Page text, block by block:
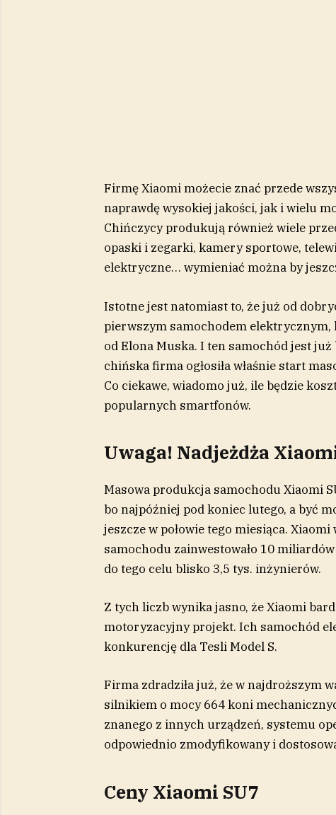
Firmę Xiaomi możecie znać przede
naprawdę wysokiej jakości, jak i wielu
Chińczycy produkują również wiele
opaski i zegarki, kamery sportowe,
elektryczne… wymieniać można by
Istotne jest natomiast to, że już od
pierwszym samochodem
od Elona Muska. I ten samochód jest
chińska firma ogłosiła właśnie start
Co ciekawe, wiadomo już, ile będzie
popularnych smartfonów.
Uwaga! Nadjeżdża
Masowa produkcja samochodu Xiaomi
bo najpóźniej pod koniec lutego, a być
jeszcze w połowie tego miesiąca.
samochodu zainwestowało 10
do tego celu blisko 3,5 tys. inżynierów.
Z tych liczb wynika jasno, że Xiaomi
motoryzacyjny projekt. Ich samochód
konkurencję dla Tesli Model S.
Firma zdradziła już, że w najdroższym
silnikiem o mocy 664 koni
znanego z innych urządzeń, systemu
odpowiednio zmodyfikowany i
Ceny Xiaomi SU7